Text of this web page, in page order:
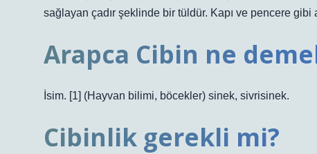
sağlayan çadır şeklinde bir tüldür. Kapı ve pencere gibi
Arapca Cibin ne
İsim. [1] (Hayvan bilimi, böcekler) sinek, sivrisinek.
Cibinlik gerekli mi?